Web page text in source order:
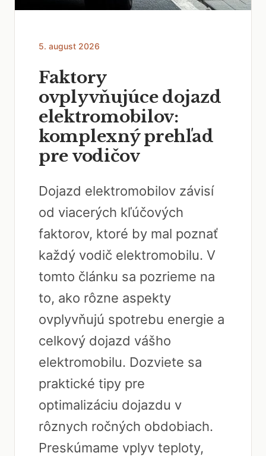
5. august 2026
Faktory
ovplyvňujúce dojazd
elektromobilov:
komplexný prehľad
pre vodičov
Dojazd elektromobilov závisí
od viacerých kľúčových
faktorov, ktoré by mal poznať
každý vodič elektromobilu. V
tomto článku sa pozrieme na
to, ako rôzne aspekty
ovplyvňujú spotrebu energie a
celkový dojazd vášho
elektromobilu. Dozviete sa
praktické tipy pre
optimalizáciu dojazdu v
rôznych ročných obdobiach.
Preskúmame vplyv teploty,